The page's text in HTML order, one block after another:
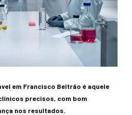
em Francisco Beltrão é aquele
precisos, com bom
nos resultados.